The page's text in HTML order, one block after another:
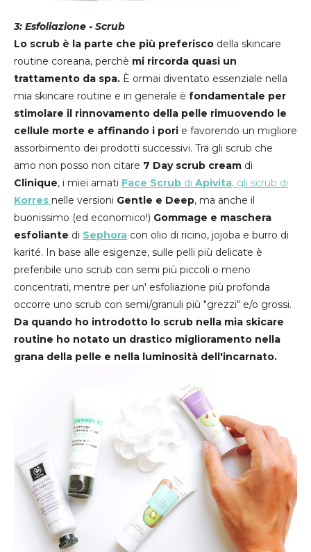
3: Esfoliazione - Scrub
Lo scrub è la parte che più preferisco della skincare
routine coreana, perchè mi rircorda quasi un
trattamento da spa. È ormai diventato essenziale nella
mia skincare routine e in generale è fondamentale per
stimolare il rinnovamento della pelle rimuovendo le
cellule morte e affinando i pori e favorendo un migliore
assorbimento dei prodotti successivi. Tra gli scrub che
amo non posso non citare 7 Day scrub cream di
Clinique, i miei amati Face Scrub di Apivita, gli scrub di
Korres nelle versioni Gentle e Deep, ma anche il
buonissimo (ed economico!) Gommage e maschera
esfoliante di Sephora con olio di ricino, jojoba e burro di
karité. In base alle esigenze, sulle pelli più delicate è
preferibile uno scrub con semi più piccoli o meno
concentrati, mentre per un' esfoliazione più profonda
occorre uno scrub con semi/granuli più "grezzi" e/o grossi.
Da quando ho introdotto lo scrub nella mia skicare
routine ho notato un drastico miglioramento nella
grana della pelle e nella luminosità dell'incarnato.